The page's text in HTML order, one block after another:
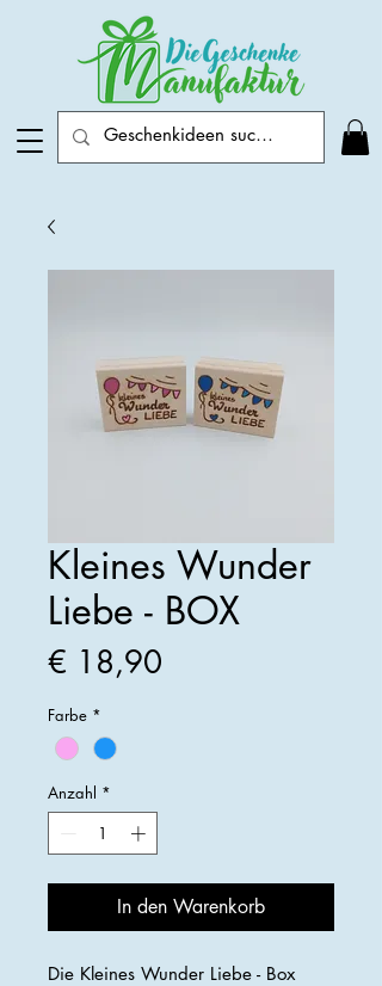
Kleines Wunder
Liebe - BOX
€ 18,90
Farbe *
Anzahl *
In den Warenkorb
Die Kleines Wunder Liebe - Box